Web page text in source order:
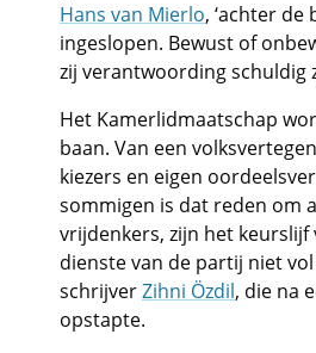
Hans van Mierlo, ‘achter
ingeslopen. Bewust of
zij verantwoording schuldig
Het Kamerlidmaatschap
baan. Van een
kiezers en eigen
sommigen is dat reden om
vrijdenkers, zijn het
dienste van de partij niet
schrijverZihni Özdil, die na
opstapte.